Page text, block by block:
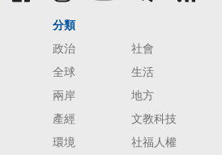
分類
政治
社會
全球
生活
兩岸
地方
產經
文教科技
環境
社福人權